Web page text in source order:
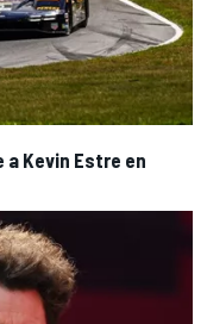
a Kevin Estre en